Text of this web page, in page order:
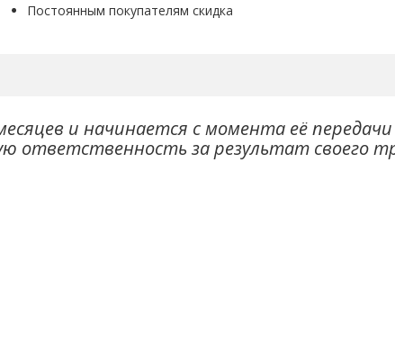
Постоянным покупателям скидка
и начинается с момента её
ответственность за результат своего